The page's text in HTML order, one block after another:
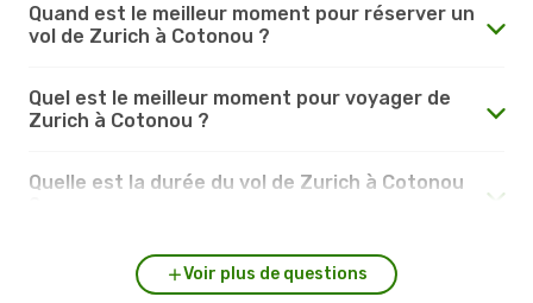
Quand est le meilleur moment pour réserver un
vol de Zurich à Cotonou ?
Quel est le meilleur moment pour voyager de
Zurich à Cotonou ?
Quelle est la durée du vol de Zurich à Cotonou
Voir plus de questions